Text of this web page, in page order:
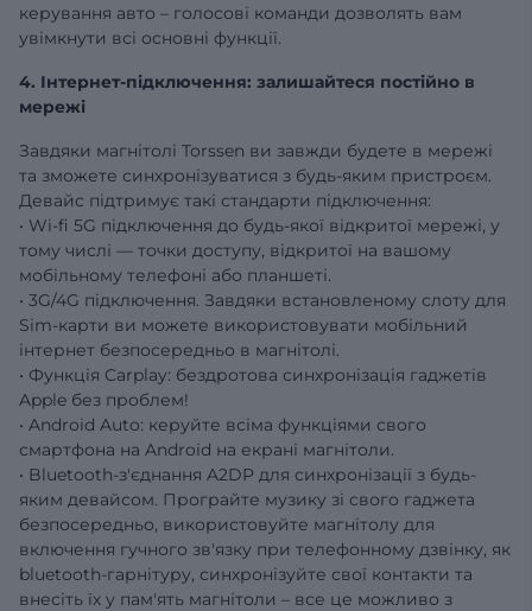
керування авто – голосові команди дозволять вам
увімкнути всі основні функції.
4. Інтернет-підключення: залишайтеся постійно в
мережі
Завдяки магнітолі Torssen ви завжди будете в мережі
та зможете синхронізуватися з будь-яким пристроєм.
Девайс підтримує такі стандарти підключення:
• Wi-fi 5G підключення до будь-якої відкритої мережі, у
тому числі — точки доступу, відкритої на вашому
мобільному телефоні або планшеті.
• 3G/4G підключення. Завдяки встановленому слоту для
Sim-карти ви можете використовувати мобільний
інтернет безпосередньо в магнітолі.
• Функція Carplay: бездротова синхронізація гаджетів
Apple без проблем!
• Android Auto: керуйте всіма функціями свого
смартфона на Android на екрані магнітоли.
• Bluetooth-з'єднання A2DP для синхронізації з будь-
яким девайсом. Програйте музику зі свого гаджета
безпосередньо, використовуйте магнітолу для
включення гучного зв'язку при телефонному дзвінку, як
bluetooth-гарнітуру, синхронізуйте свої контакти та
внесіть їх у пам'ять магнітоли – все це можливо з